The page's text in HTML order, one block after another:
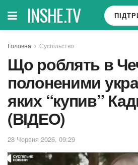
INSHE.TV
Головна Суспільство
Що роблять в
полоненими
яких “купив”
(ВІДЕО)
28 Червня 2026, 09:29